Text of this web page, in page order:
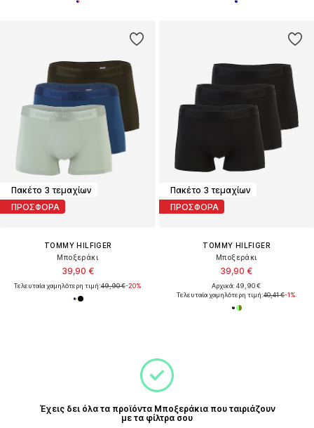
Πακέτο 3 τεμαχίων
ΠΡΟΣΦΟΡΑ
TOMMY HILFIGER
Μποξεράκι
39,90 €
Τελευταία χαμηλότερη τιμή:49,90 €-20%
Πακέτο 3 τεμαχίων
ΠΡΟΣΦΟΡΑ
TOMMY HILFIGER
Μποξεράκι
39,90 €
Αρχικά: 49,90 €
Τελευταία χαμηλότερη τιμή:40,41 €-1%
Έχεις δει όλα τα προϊόντα Μποξεράκια που ταιριάζουν
με τα φίλτρα σου